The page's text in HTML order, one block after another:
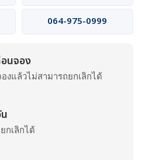
064-975-0999
นจอง
งแล้วไม่สามารถยกเลิกได้
กเลิกได้